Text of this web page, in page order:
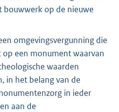
bouwwerk op de nieuwe
omgevingsvergunning die
een monument waarvan
waarden
in het belang van de
in ieder
aan de